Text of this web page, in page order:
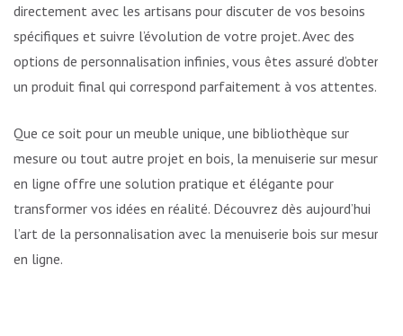
directement avec les artisans pour discuter de vos besoins
spécifiques et suivre l’évolution de votre projet. Avec des
options de personnalisation infinies, vous êtes assuré d’obtenir
un produit final qui correspond parfaitement à vos attentes.
Que ce soit pour un meuble unique, une bibliothèque sur
mesure ou tout autre projet en bois, la menuiserie sur mesure
en ligne offre une solution pratique et élégante pour
transformer vos idées en réalité. Découvrez dès aujourd’hui
l’art de la personnalisation avec la menuiserie bois sur mesure
en ligne.